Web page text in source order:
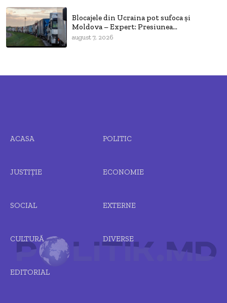
Blocajele din Ucraina pot sufoca și
Moldova – Expert: Presiunea...
august 7, 2026
ACASA POLITIC
JUSTIȚIE ECONOMIE
SOCIAL EXTERNE
CULTURĂ DIVERSE
EDITORIAL